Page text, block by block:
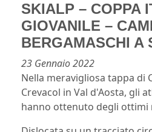
SKIALP – COPPA
GIOVANILE –
BERGAMASCHI A
23 Gennaio 2022
Nella meravigliosa tappa di
Crevacol in Val d'Aosta, gli
hanno ottenuto degli ottimi